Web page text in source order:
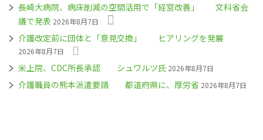
長崎大病院、病床削減の空間活用で「経営改善」 文科省会
議で発表 2026年8月7日
介護改定前に団体と「意見交換」 ヒアリングを発展
2026年8月7日
米上院、CDC所長承認 シュワルツ氏 2026年8月7日
介護職員の熊本派遣要請 都道府県に、厚労省 2026年8月7日